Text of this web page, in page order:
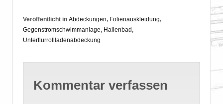
Veröffentlicht in Abdeckungen, Folienauskleidung,
Gegenstromschwimmanlage, Hallenbad,
Unterflurrollladenabdeckung
Kommentar verfassen